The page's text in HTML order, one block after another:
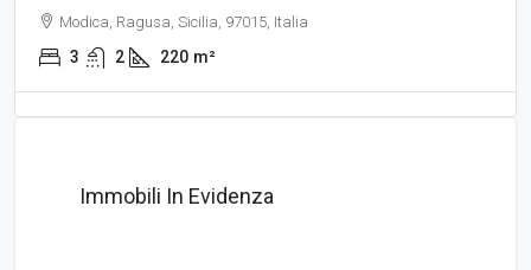
Modica, Ragusa, Sicilia, 97015, Italia
3 2 220 m²
Immobili In Evidenza